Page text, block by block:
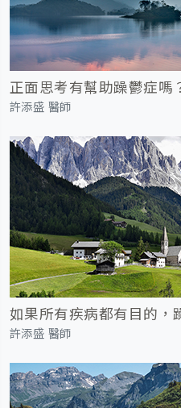
正面思考有幫助躁鬱症嗎
許添盛 醫師
如果所有疾病都有目的，
許添盛 醫師